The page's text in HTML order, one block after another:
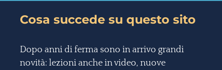
Cosa succede su questo sito
Dopo anni di ferma sono in arrivo grandi
novità: lezioni anche in video, nuove